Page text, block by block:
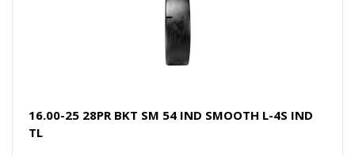
16.00-25 28PR BKT SM 54 IND SMOOTH L-4S IND
TL